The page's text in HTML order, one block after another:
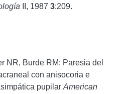
II, 1987 3:209.
NR, Burde RM: Paresia del
con anisocoria e
pupilar American